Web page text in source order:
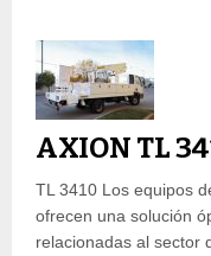
AXION TL
TL 3410 Los equipos
ofrecen una solución
relacionadas al sector